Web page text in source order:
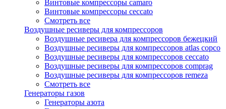
Винтовые компрессоры camaro
Винтовые компрессоры ceccato
Смотреть все
Воздушные ресиверы для компрессоров
Воздушные ресивера для компрессоров бежецкий
Воздушные ресиверы для компрессоров atlas copco
Воздушные ресиверы для компрессоров ceccato
Воздушные ресиверы для компрессоров comprag
Воздушные ресиверы для компрессоров remeza
Смотреть все
Генераторы газов
Генераторы азота